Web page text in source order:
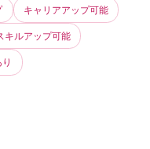
キャリアアップ可能
キルアップ可能